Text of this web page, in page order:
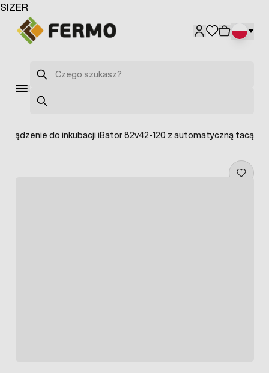
Przejdź do treści
Szukaj
Szukaj
Urządzenie do inkubacji iBator 82v42-120 z automatyczną tacą
SIZER